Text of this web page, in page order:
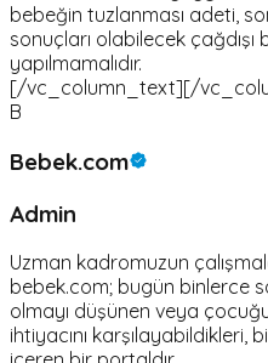
bebeğin tuzlanması adeti,
sonuçları olabilecek
yapılmamalıdır.
[/vc_column_text][/
B
Bebek.com
Admin
Uzman kadromuzun
bebek.com; bugün binlerce
olmayı düşünen veya
ihtiyacını karşılayabildikleri,